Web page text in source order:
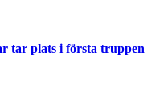
tar plats i första truppen